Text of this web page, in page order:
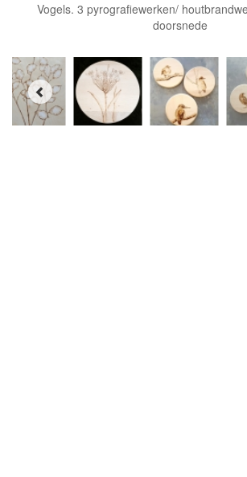
Vogels. 3 pyrografiewerken/
doorsnede